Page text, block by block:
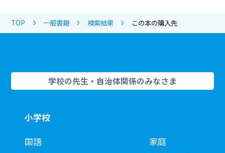
TOP 一般書籍 検索結果 この本の購入先
学校の先生・自治体関係のみなさま
小学校
国語
家庭